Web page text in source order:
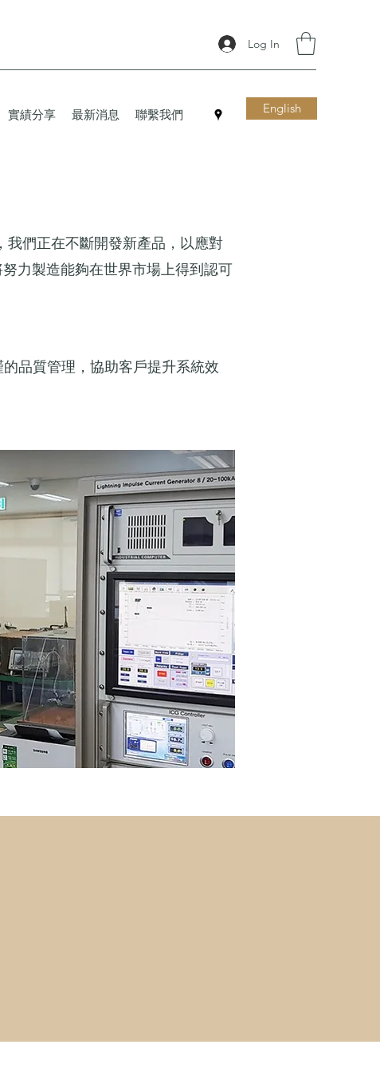
Log In
實績分享 最新消息 聯繫我們 English
們正在不斷開發新產品，以應對
力製造能夠在世界市場上得到認可
品質管理，協助客戶提升系統效